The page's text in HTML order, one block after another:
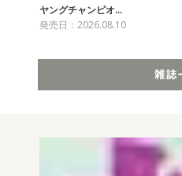
ヤングチャンピオ…
発売日：2026.08.10